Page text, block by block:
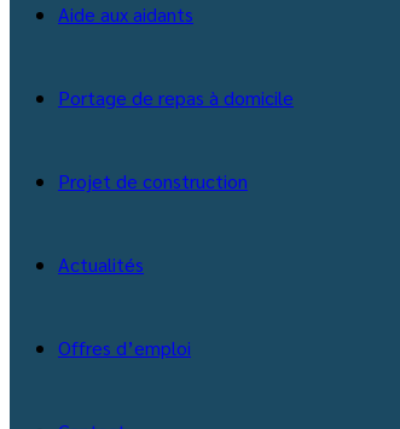
Aide aux aidants
Portage de repas à domicile
Projet de construction
Actualités
Offres d’emploi